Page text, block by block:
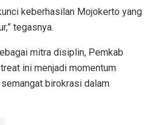
keberhasilan Mojokerto yang
tegasnya.
mitra disiplin, Pemkab
ini menjadi momentum
birokrasi dalam